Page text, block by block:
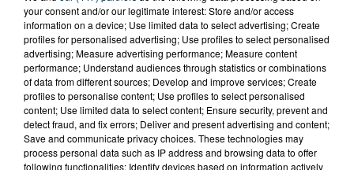
LA BOUM DÉBARQUE À SAINT-ETIENNE !
your consent and/or our legitimate interest: Store and/or access
information on a device; Use limited data to select advertising; Create
profiles for personalised advertising; Use profiles to select personalised
advertising; Measure advertising performance; Measure content
performance; Understand audiences through statistics or combinations
of data from different sources; Develop and improve services; Create
profiles to personalise content; Use profiles to select personalised
content; Use limited data to select content; Ensure security, prevent and
detect fraud, and fix errors; Deliver and present advertising and content;
Save and communicate privacy choices. These technologies may
process personal data such as IP address and browsing data to offer
following functionalities: Identify devices based on information actively